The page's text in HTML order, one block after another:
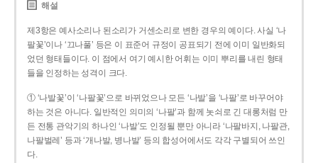
해설
제3항은 예사소리나 된소리가 거센소리로 변한 경우의 예이다. 사실 ‘나
팔꽃’이나 ‘끄나풀’ 등은 이 표준어 규정이 공표되기 전에 이미 일반화되
었던 형태들이다. 이 점에서 여기 예시한 어휘는 이미 뿌리를 내린 형태
들을 인정하는 성격이 크다.
① ‘나발꽃’이 ‘나팔꽃’으로 바뀌었으나 모든 ‘나발’을 ‘나팔’로 바꾸어야
하는 것은 아니다. 일반적인 의미의 ‘나팔’과 함께 놋쇠로 긴 대롱처럼 만
든 전통 관악기의 하나인 ‘나발’도 인정될 뿐만 아니라 ‘나팔바지, 나팔관,
나팔벌레’ 등과 ‘개나발, 병나발’ 등의 합성어에서도 각각 구별되어 쓰인
다.